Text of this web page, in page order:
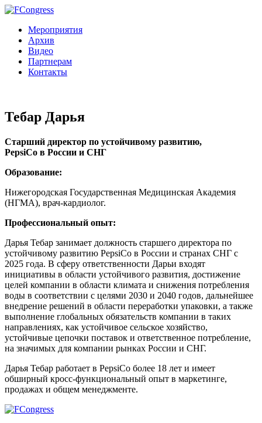
Мероприятия
Архив
Видео
Партнерам
Контакты
Тебар Дарья
Старший директор по устойчивому развитию,
PepsiCo в России и СНГ
Образование:
Нижегородская Государственная Медицинская Академия
(НГМА), врач-кардиолог.
Профессиональный опыт:
Дарья Тебар занимает должность старшего директора по
устойчивому развитию PepsiCo в России и странах СНГ с
2025 года. В сферу ответственности Дарьи входят
инициативы в области устойчивого развития, достижение
целей компании в области климата и снижения потребления
воды в соответствии с целями 2030 и 2040 годов, дальнейшее
внедрение решений в области переработки упаковки, а также
выполнение глобальных обязательств компании в таких
направлениях, как устойчивое сельское хозяйство,
устойчивые цепочки поставок и ответственное потребление,
на значимых для компании рынках России и СНГ.
Дарья Тебар работает в PepsiCo более 18 лет и имеет
обширный кросс-функциональный опыт в маркетинге,
продажах и общем менеджменте.